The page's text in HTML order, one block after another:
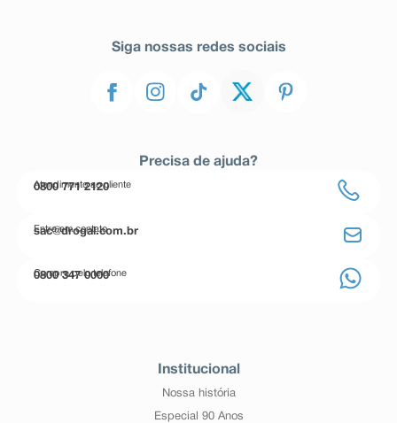
Siga nossas redes sociais
Precisa de ajuda?
Atendimento ao cliente
0800 771 2120
Entre em contato
sac@drogal.com.br
Compre pelo telefone
0800 347 0000
Institucional
Nossa história
Especial 90 Anos